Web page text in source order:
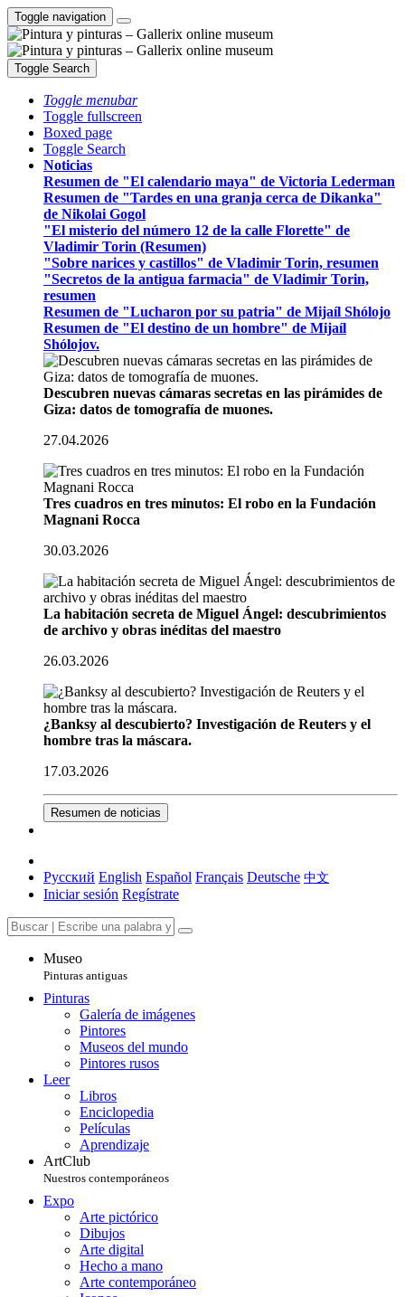
Toggle navigation
Toggle Search
Toggle menubar
Toggle fullscreen
Boxed page
Toggle Search
Noticias
Resumen de "El calendario maya" de Victoria Lederman
Resumen de "Tardes en una granja cerca de Dikanka"
de Nikolai Gogol
"El misterio del número 12 de la calle Florette" de
Vladimir Torin (Resumen)
"Sobre narices y castillos" de Vladimir Torin, resumen
"Secretos de la antigua farmacia" de Vladimir Torin,
resumen
Resumen de "Lucharon por su patria" de Mijaíl Shólojo
Resumen de "El destino de un hombre" de Mijaíl
Shólojov.
Descubren nuevas cámaras secretas en las pirámides de
Giza: datos de tomografía de muones.
27.04.2026
Tres cuadros en tres minutos: El robo en la Fundación
Magnani Rocca
30.03.2026
La habitación secreta de Miguel Ángel: descubrimientos
de archivo y obras inéditas del maestro
26.03.2026
¿Banksy al descubierto? Investigación de Reuters y el
hombre tras la máscara.
17.03.2026
Resumen de noticias
Русский English Español Français Deutsche 中文
Iniciar sesión Regístrate
Museo
Pinturas antiguas
Pinturas
Galería de imágenes
Pintores
Museos del mundo
Pintores rusos
Leer
Libros
Enciclopedia
Películas
Aprendizaje
ArtClub
Nuestros contemporáneos
Expo
Arte pictórico
Dibujos
Arte digital
Hecho a mano
Arte contemporáneo